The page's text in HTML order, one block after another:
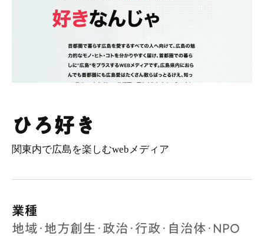
相談する
ひろ好き
関東内で広島を楽しむwebメディア
業種
地域･地方創生･政治･行政･自治体･NPO